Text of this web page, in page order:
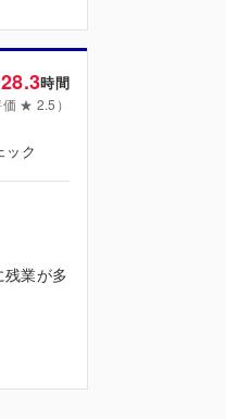
28.3時間
価 ★ 2.5）
ック
業が多